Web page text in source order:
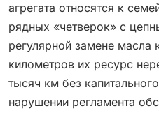
агрегата относятся к
рядных «четверок» с
регулярной замене масла
километров их ресурс
тысяч км без
нарушении регламента